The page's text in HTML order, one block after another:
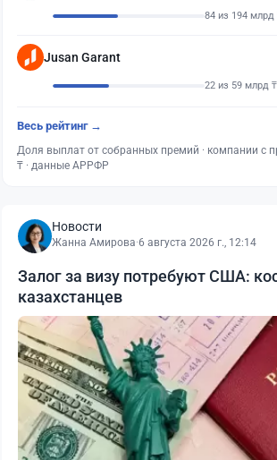
84 из 194 млрд
Jusan Garant
22 из 59 млрд ₸
Весь рейтинг →
Доля выплат от собранных премий · компании с
₸ · данные АРРФР
Новости
Жанна Амирова·6 августа 2026 г., 12:14
Залог за визу потребуют США:
казахстанцев